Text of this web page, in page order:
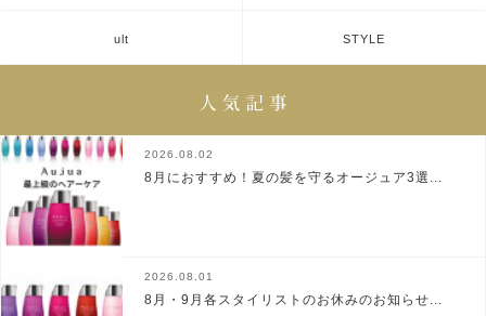
ult STYLE
2026.08.02
8月におすすめ！夏の髪を守るオージュア3選...
2026.08.01
8月・9月各スタイリストのお休みのお知らせ...